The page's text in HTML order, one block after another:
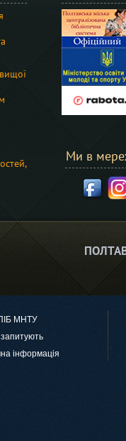
Ми в
МНТУ
інформація